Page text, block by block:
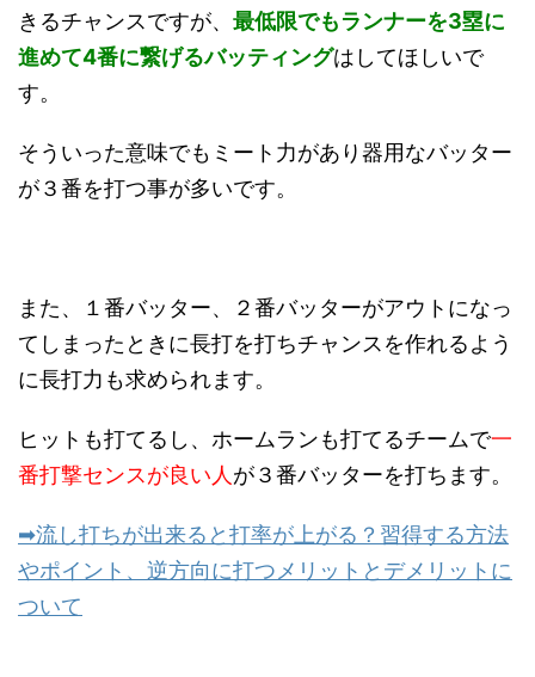
きるチャンスですが、 最低限でもランナーを3塁に
進めて4番に繋げるバッティングはしてほしいで
す。
そういった意味でもミート力があり器用なバッター
が３番を打つ事が多いです。
また、１番バッター、２番バッターがアウトになっ
てしまったときに長打を打ちチャンスを作れるよう
に長打力も求められます。
ヒットも打てるし、ホームランも打てるチームで一
番打撃センスが良い人が３番バッターを打ちます。
➡流し打ちが出来ると打率が上がる？習得する方法
やポイント、逆方向に打つメリットとデメリットに
ついて